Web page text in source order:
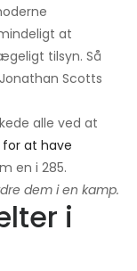
at
tilsyn. Så
Scotts
alle ved at
for at have
en i 285.
dem i en kamp.
i